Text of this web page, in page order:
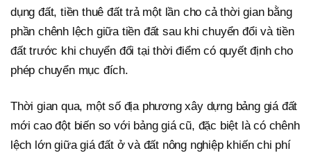
dụng đất, tiền thuê đất trả một lần cho cả thời gian bằng
phần chênh lệch giữa tiền đất sau khi chuyển đổi và tiền
đất trước khi chuyển đổi tại thời điểm có quyết định cho
phép chuyển mục đích.
Thời gian qua, một số địa phương xây dựng bảng giá đất
mới cao đột biến so với bảng giá cũ, đặc biệt là có chênh
lệch lớn giữa giá đất ở và đất nông nghiệp khiến chi phí